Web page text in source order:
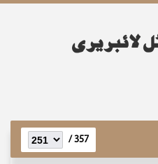
357 /